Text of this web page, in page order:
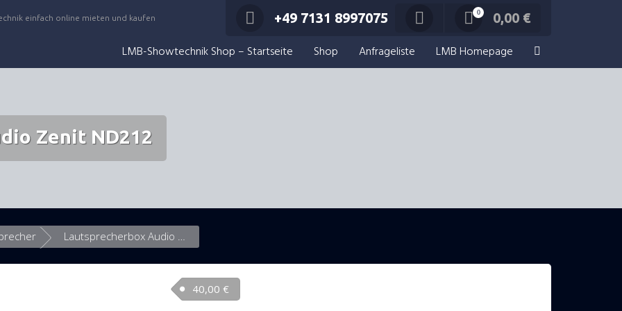
einfach online mieten und kaufen +49 7131 8997075 0 0,00 €
LMB-Showtechnik Shop – Startseite Shop Anfrageliste LMB Homepage
Zenit ND212
Lautsprecherbox Audio Zenit ND212
40,00 €